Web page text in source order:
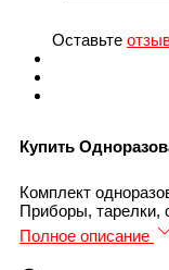
Оставьте
Купить
Комплект
Приборы, тарелки,
Полное описание